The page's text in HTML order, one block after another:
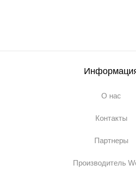
О нас
Контакты
Партнеры
Производитель